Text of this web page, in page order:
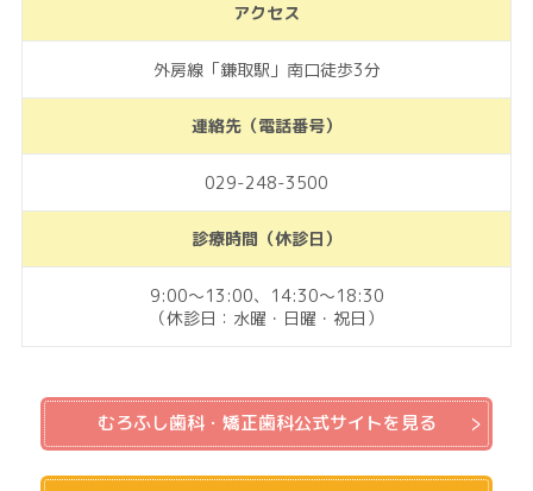
アクセス
外房線「鎌取駅」南口徒歩3分
連絡先（電話番号）
029-248-3500
診療時間（休診日）
9:00～13:00、14:30～18:30
（休診日：水曜・日曜・祝日）
むろふし歯科・矯正歯科公式サイトを見る